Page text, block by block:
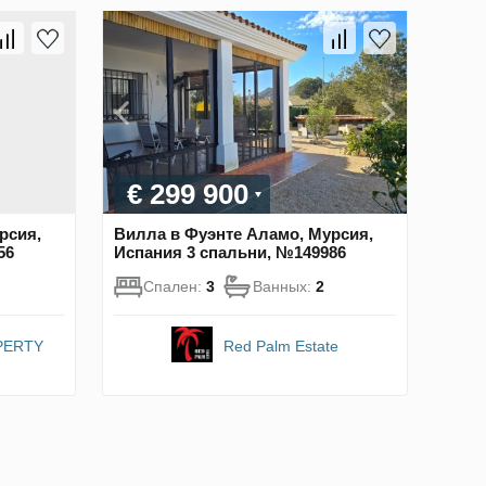
€ 299 900
Вилла в Фуэнте Аламо, Мурсия,
Испания 3 спальни, №149986
Спален: 3 Ванных: 2
Red Palm Estate